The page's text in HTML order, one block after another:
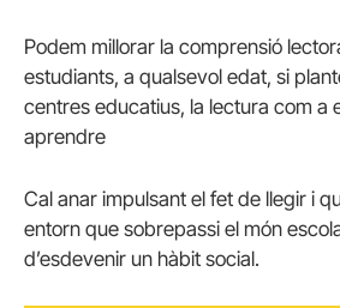
Podem millorar la comprensió
estudiants, a qualsevol edat, si
centres educatius, la lectura com a
aprendre
Cal anar impulsant el fet de llegir i
entorn que sobrepassi el món
d’esdevenir un hàbit social.